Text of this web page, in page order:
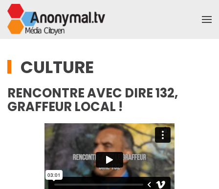
Accéder au contenu principal
CULTURE
RENCONTRE AVEC DIRE 132,
GRAFFEUR LOCAL !